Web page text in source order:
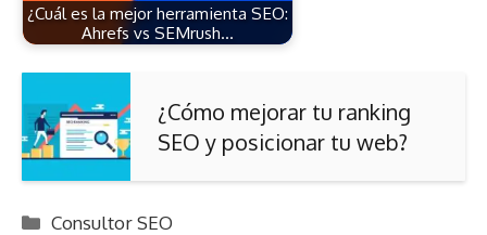
¿Cuál es la mejor herramienta SEO:
Ahrefs vs SEMrush…
¿Cómo mejorar tu ranking
SEO y posicionar tu web?
Categorías
Consultor SEO